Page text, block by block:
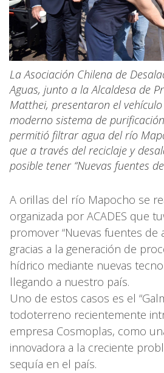
La Asociación Chilena de
Aguas, junto a la Alcaldesa de
Matthei, presentaron el
moderno sistema de
permitió filtrar agua del río
que a través del reciclaje y
posible tener “Nuevas fuentes
A orillas del río Mapocho se
organizada por ACADES que
promover “Nuevas fuentes de
gracias a la generación de
hídrico mediante nuevas
llegando a nuestro país.
Uno de estos casos es el
todoterreno recientemente
empresa Cosmoplas, como
innovadora a la creciente
sequía en el país.